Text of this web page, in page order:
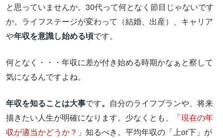
と思っていませんか。30代って何となく節目じゃないです
か。ライフステージが変わって（結婚、出産）、キャリア
や年収を意識し始める頃です。
何となく・・・年収に差が付き始める時期かなぁと察して
気になるんですよね。
年収を知ることは大事です。 自分のライフプランや、将来
描きたい人生が明確になります。少なくとも、「現在の年
収が適当かどうか？ 」知るべき。平均年収の「上or下」が